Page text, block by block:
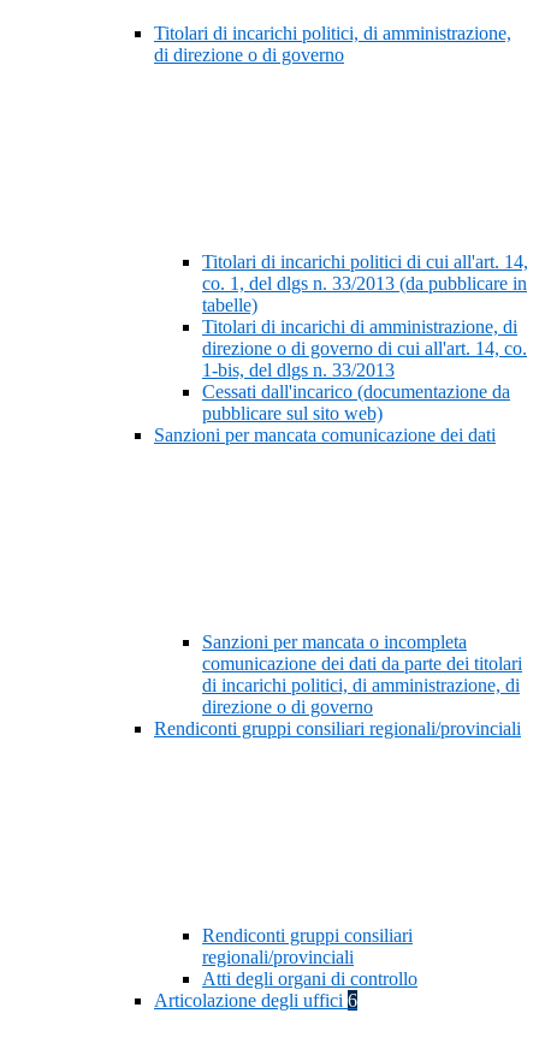
Titolari di incarichi politici, di amministrazione,
di direzione o di governo
Titolari di incarichi politici di cui all'art. 14,
co. 1, del dlgs n. 33/2013 (da pubblicare in
tabelle)
Titolari di incarichi di amministrazione, di
direzione o di governo di cui all'art. 14, co.
1-bis, del dlgs n. 33/2013
Cessati dall'incarico (documentazione da
pubblicare sul sito web)
Sanzioni per mancata comunicazione dei dati
Sanzioni per mancata o incompleta
comunicazione dei dati da parte dei titolari
di incarichi politici, di amministrazione, di
direzione o di governo
Rendiconti gruppi consiliari regionali/provinciali
Rendiconti gruppi consiliari
regionali/provinciali
Atti degli organi di controllo
Articolazione degli uffici 6